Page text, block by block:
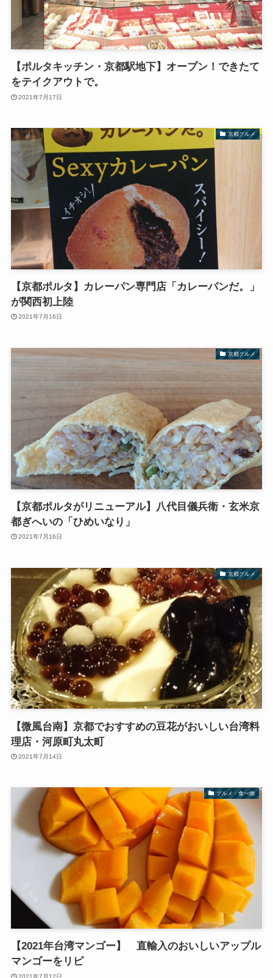
【ポルタキッチン・京都駅地下】オープン！できたて
をテイクアウトで。
2021年7月17日
京都グルメ
【京都ポルタ】カレーパン専門店「カレーパンだ。」
が関西初上陸
2021年7月16日
京都グルメ
【京都ポルタがリニューアル】八代目儀兵衛・玄米京
都ぎへいの「ひめいなり」
2021年7月16日
京都グルメ
【微風台南】京都でおすすめの豆花がおいしい台湾料
理店・河原町丸太町
2021年7月14日
グルメ・食べ物
【2021年台湾マンゴー】 直輸入のおいしいアップル
マンゴーをリピ
2021年7月12日